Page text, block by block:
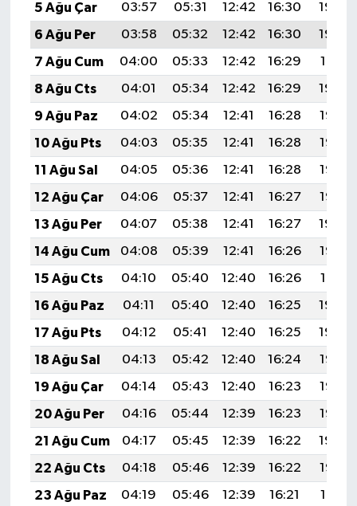
5 Ağu Çar
03:57 05:31 12:42 16:30
19:43
6 Ağu Per
03:58 05:32 12:42 16:30
19:42
7 Ağu Cum
04:00 05:33 12:42 16:29
19:41
8 Ağu Cts
04:01 05:34 12:42 16:29
19:40
9 Ağu Paz
04:02 05:34 12:41 16:28
19:38
10 Ağu Pts
04:03 05:35 12:41 16:28
19:37
11 Ağu Sal
04:05 05:36 12:41 16:28
19:36
12 Ağu Çar
04:06 05:37 12:41 16:27
19:35
13 Ağu Per
04:07 05:38 12:41 16:27
19:34
14 Ağu Cum
04:08 05:39 12:41 16:26
19:33
15 Ağu Cts
04:10 05:40 12:40 16:26
19:31
16 Ağu Paz
04:11 05:40 12:40 16:25
19:30
17 Ağu Pts
04:12 05:41 12:40 16:25
19:29
18 Ağu Sal
04:13 05:42 12:40 16:24
19:28
19 Ağu Çar
04:14 05:43 12:40 16:23
19:26
20 Ağu Per
04:16 05:44 12:39 16:23
19:25
21 Ağu Cum
04:17 05:45 12:39 16:22
19:24
22 Ağu Cts
04:18 05:46 12:39 16:22
19:22
23 Ağu Paz
04:19 05:46 12:39 16:21
19:21